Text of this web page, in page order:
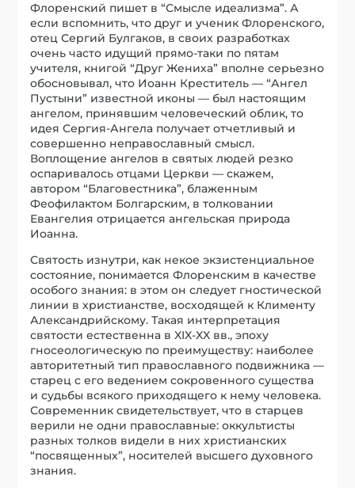
Флоренский пишет в “Смысле идеализма”. А
если вспомнить, что друг и ученик Флоренского,
отец Сергий Булгаков, в своих разработках
очень часто идущий прямо-таки по пятам
учителя, книгой “Друг Жениха” вполне серьезно
обосновывал, что Иоанн Креститель — “Ангел
Пустыни” известной иконы — был настоящим
ангелом, принявшим человеческий облик, то
идея Сергия-Ангела получает отчетливый и
совершенно неправославный смысл.
Воплощение ангелов в святых людей резко
оспаривалось отцами Церкви — скажем,
автором “Благовестника”, блаженным
Феофилактом Болгарским, в толковании
Евангелия отрицается ангельская природа
Иоанна.
Святость изнутри, как некое экзистенциальное
состояние, понимается Флоренским в качестве
особого знания: в этом он следует гностической
линии в христианстве, восходящей к Клименту
Александрийскому. Такая интерпретация
святости естественна в XIX-XX вв., эпоху
гносеологическую по преимуществу: наиболее
авторитетный тип православного подвижника —
старец с его ведением сокровенного существа
и судьбы всякого приходящего к нему человека.
Современник свидетельствует, что в старцев
верили не одни православные: оккультисты
разных толков видели в них христианских
“посвященных”, носителей высшего духовного
знания.